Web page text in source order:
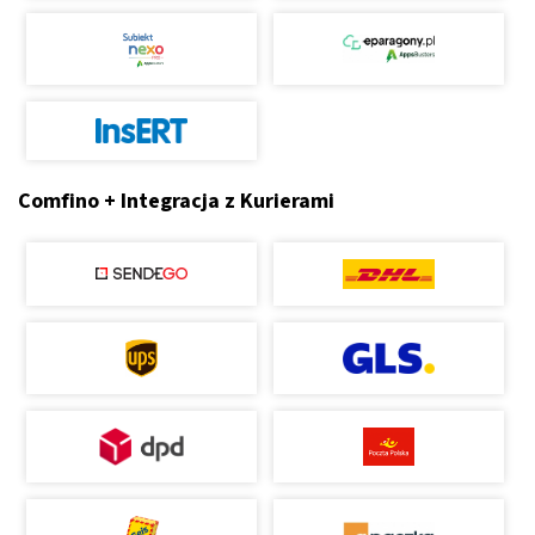
Comfino + Integracja z Kurierami